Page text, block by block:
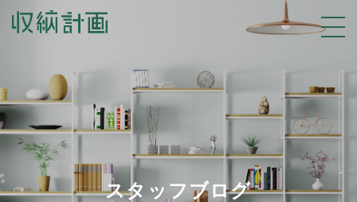
スタッフブログ